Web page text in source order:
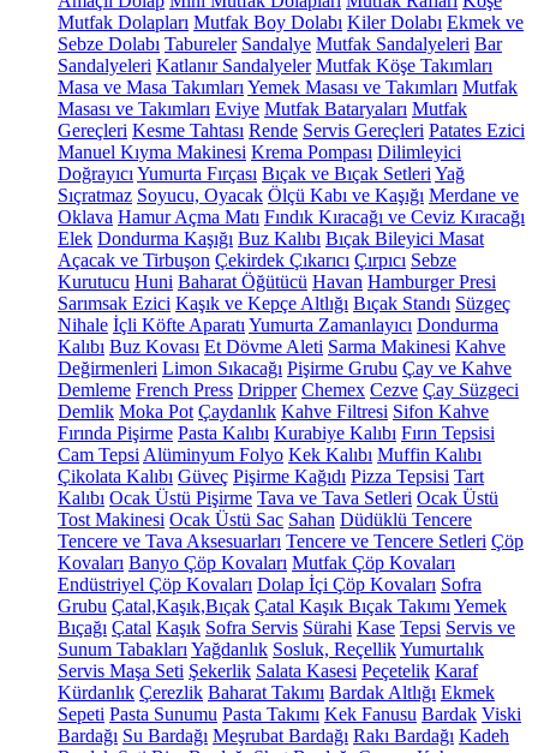
Mutfak Dolapları Mutfak Boy Dolabı Kiler Dolabı Ekmek ve
Sebze Dolabı Tabureler Sandalye Mutfak Sandalyeleri Bar
Sandalyeleri Katlanır Sandalyeler Mutfak Köşe Takımları
Masa ve Masa Takımları Yemek Masası ve Takımları Mutfak
Masası ve Takımları Eviye Mutfak Bataryaları Mutfak
Gereçleri Kesme Tahtası Rende Servis Gereçleri Patates Ezici
Manuel Kıyma Makinesi Krema Pompası Dilimleyici
Doğrayıcı Yumurta Fırçası Bıçak ve Bıçak Setleri Yağ
Sıçratmaz Soyucu, Oyacak Ölçü Kabı ve Kaşığı Merdane ve
Oklava Hamur Açma Matı Fındık Kıracağı ve Ceviz Kıracağı
Elek Dondurma Kaşığı Buz Kalıbı Bıçak Bileyici Masat
Açacak ve Tirbuşon Çekirdek Çıkarıcı Çırpıcı Sebze
Kurutucu Huni Baharat Öğütücü Havan Hamburger Presi
Sarımsak Ezici Kaşık ve Kepçe Altlığı Bıçak Standı Süzgeç
Nihale İçli Köfte Aparatı Yumurta Zamanlayıcı Dondurma
Kalıbı Buz Kovası Et Dövme Aleti Sarma Makinesi Kahve
Değirmenleri Limon Sıkacağı Pişirme Grubu Çay ve Kahve
Demleme French Press Dripper Chemex Cezve Çay Süzgeci
Demlik Moka Pot Çaydanlık Kahve Filtresi Sifon Kahve
Fırında Pişirme Pasta Kalıbı Kurabiye Kalıbı Fırın Tepsisi
Cam Tepsi Alüminyum Folyo Kek Kalıbı Muffin Kalıbı
Çikolata Kalıbı Güveç Pişirme Kağıdı Pizza Tepsisi Tart
Kalıbı Ocak Üstü Pişirme Tava ve Tava Setleri Ocak Üstü
Tost Makinesi Ocak Üstü Sac Sahan Düdüklü Tencere
Tencere ve Tava Aksesuarları Tencere ve Tencere Setleri Çöp
Kovaları Banyo Çöp Kovaları Mutfak Çöp Kovaları
Endüstriyel Çöp Kovaları Dolap İçi Çöp Kovaları Sofra
Grubu Çatal,Kaşık,Bıçak Çatal Kaşık Bıçak Takımı Yemek
Bıçağı Çatal Kaşık Sofra Servis Sürahi Kase Tepsi Servis ve
Sunum Tabakları Yağdanlık Sosluk, ReçellikYumurtalık
Servis Maşa Seti Şekerlik Salata Kasesi Peçetelik Karaf
Kürdanlık Çerezlik Baharat Takımı Bardak Altlığı Ekmek
Sepeti Pasta Sunumu Pasta Takımı Kek Fanusu Bardak Viski
Bardağı Su Bardağı Meşrubat Bardağı Rakı Bardağı Kadeh